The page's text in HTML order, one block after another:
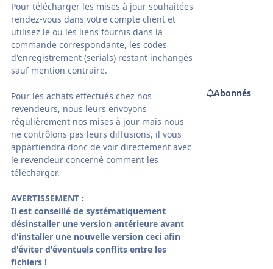
Pour télécharger les mises à jour souhaitées
rendez-vous dans votre compte client et
utilisez le ou les liens fournis dans la
commande correspondante, les codes
d'enregistrement (serials) restant inchangés
sauf mention contraire.
Pour les achats effectués chez nos
revendeurs, nous leurs envoyons
régulièrement nos mises à jour mais nous
ne contrôlons pas leurs diffusions, il vous
appartiendra donc de voir directement avec
le revendeur concerné comment les
télécharger.
AVERTISSEMENT :
Il est conseillé de systématiquement
désinstaller une version antérieure avant
d'installer une nouvelle version ceci afin
d'éviter d'éventuels conflits entre les
fichiers !
Abonnés